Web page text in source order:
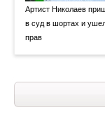
Артист Николаев
в суд в шортах и
прав